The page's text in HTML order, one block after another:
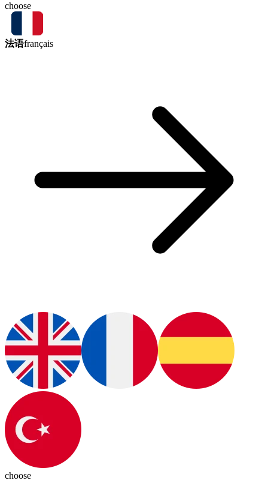
choose
法语français
choose